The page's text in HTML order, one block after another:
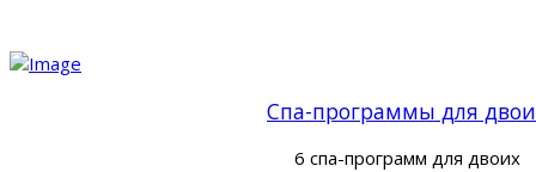
Спа-программы для
6 спа-программ для двоих